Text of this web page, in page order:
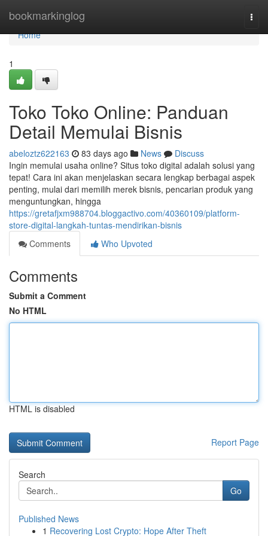
bookmarkinglog
Home
Home
1
Toko Toko Online: Panduan
Detail Memulai Bisnis
abeloztz622163 83 days ago News
Discuss
Ingin memulai usaha online? Situs toko digital adalah solusi yang
tepat! Cara ini akan menjelaskan secara lengkap berbagai aspek
penting, mulai dari memilih merek bisnis, pencarian produk yang
menguntungkan, hingga
https://gretafjxm988704.bloggactivo.com/40360109/platform-
store-digital-langkah-tuntas-mendirikan-bisnis
Comments
Who Upvoted
Comments
Submit a Comment
No HTML
HTML is disabled
Report Page
Search
Go
Published News
1 Recovering Lost Crypto: Hope After Theft